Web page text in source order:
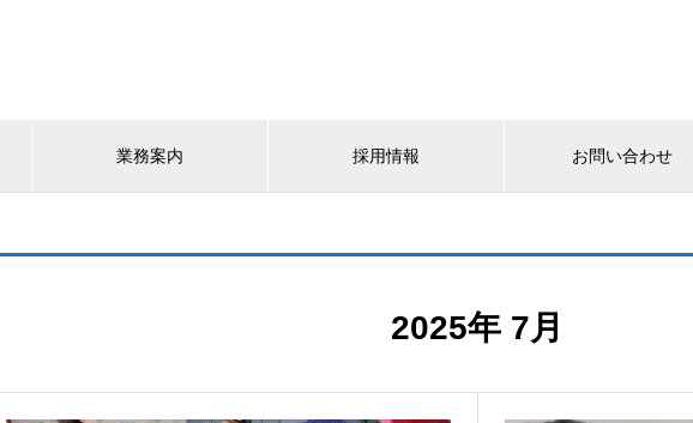
業務案内 採用情報 お問い合わせ
2025年 7月